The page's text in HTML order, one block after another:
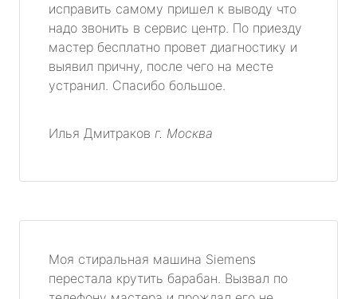
исправить самому пришел к выводу что
надо звонить в сервис центр. По приезду
мастер бесплатно провет диагностику и
выявил причну, после чего на месте
устранил. Спасибо большое.
Илья Дмитраков г. Москва
Моя стиральная машина Siemens
перестала крутить барабан. Вызвал по